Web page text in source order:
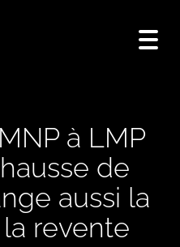
à LMP
de
aussi la
revente